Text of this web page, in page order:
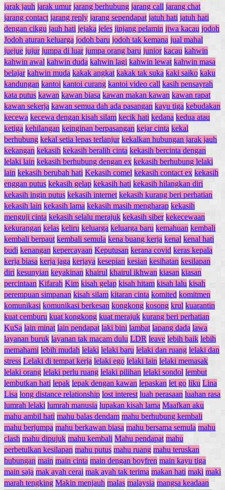
jarak jauh jarak umur jarang berhubung jarang call jarang chat
jarang contact jarang reply jarang sependapat jatuh hati jatuh hati
dengan cikgu jauh hati jejaka jeles jinjang pelamin jiwa kacau jodoh
Jodoh aturan keluarga jodoh baru jodoh tak kemana jual mahal
juejue jujur jumpa di luar jumpa orang baru junior kacau kahwin
kahwin awal kahwin duda kahwin lagi kahwin lewat kahwin masa
belajar kahwin muda kakak angkat kakak tak suka kaki saiko kaku
kandungan kantoi kantoi curang kantoi video call kasih pensayrah
kata putus kawan kawan biasa kawan makan kawan kawan rapat
kawan sekerja kawan semua dah ada pasangan kayu tiga kebudakan
kecewa kecewa dengan kisah silam kecik hati kedana kedua atau
ketiga kehilangan keinginan berpasangan kejar cinta kekal
berhubung kekal setia lepas terlanjur kekalkan hubungan jarak jauh
kekangan kekasih kekasih beralih cinta kekasih bercinta dengan
lelaki lain kekasih berhubung dengan ex kekasih berhubung lelaki
lain kekasih berubah hati Kekasih comel kekasih contact ex kekasih
enggan putus kekasih gelap kekasih hati kekasih hilangkan diri
kekasih ingin putus kekasih internet kekasih kurang beri perhatian
kekasih lain kekasih lama kekasih masih mengharap kekasih
menguji cinta kekasih selalu merajuk kekasih siber kekecewaan
kekurangan kelas keliru keluarga keluarga baru kemahuan kembali
kembali berpaut kembali semula kena buang kerja kenal kenal hati
budi kenangan kepercayaan Keputusan kerana covid keras kepala
kerja biasa kerja jaga kerjaya kesepian kesian kesihatan kesilapan
diri kesunyian keyakinan khairul khairul ikhwan kiasan kiasan
percintaan Kifarah Kim kisah gelap kisah hitam kisah lalu kisah
perempuan simpanan kisah silam kitaran cinta komited komitmen
komunikasi komunikasi berkesan kongkong kosong krul kuarantin
kuat cemburu kuat kongkong kuat merajuk kurang beri perhatian
KuSa lain minat lain pendapat laki bini lambat lapang dada lawa
layanan buruk layanan tak macam dulu LDR leave lebih baik lebih
memahami lebih mudah lelaki lelaki baru lelaki dan ruang lelaki dan
stress Lelaki di tempat kerja lelaki ego lelaki lain lelaki memasak
lelaki orang lelaki perlu ruang lelaki pilihan lelaki sondol lembut
lembutkan hati lepak lepak dengan kawan lepaskan let go liku Lina
Lisa long distance relationship lost interest luah perasaan luahan rasa
lumrah lelaki lumrah manusia lupakan kisah lama Maafkan aku
mahu ambil hati mahu balas dendam mahu berhubung kembali
mahu berjumpa mahu berkawan biasa mahu bersama semula mahu
clash mahu dipujuk mahu kembali Mahu pendapat mahu
perbetulkan kesilapan mahu putus mahu ruang mahu teruskan
hubungan main main cinta main dengan boyfren main kayu tiga
main saja mak ayah cerai mak ayah tak terima makan hati maki maki
marah tengking Makin menjauh malas malaysia mangsa keadaan